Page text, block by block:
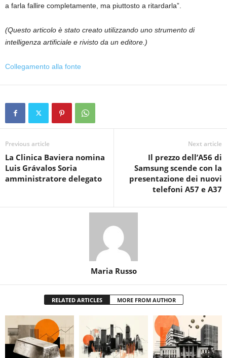
a farla fallire completamente, ma piuttosto a ritardarla”.
(Questo articolo è stato creato utilizzando uno strumento di
intelligenza artificiale e rivisto da un editore.)
Collegamento alla fonte
Previous article
La Clinica Baviera nomina
Luis Grávalos Soria
amministratore delegato
Next article
Il prezzo dell’A56 di
Samsung scende con la
presentazione dei nuovi
telefoni A57 e A37
Maria Russo
RELATED ARTICLES MORE FROM AUTHOR